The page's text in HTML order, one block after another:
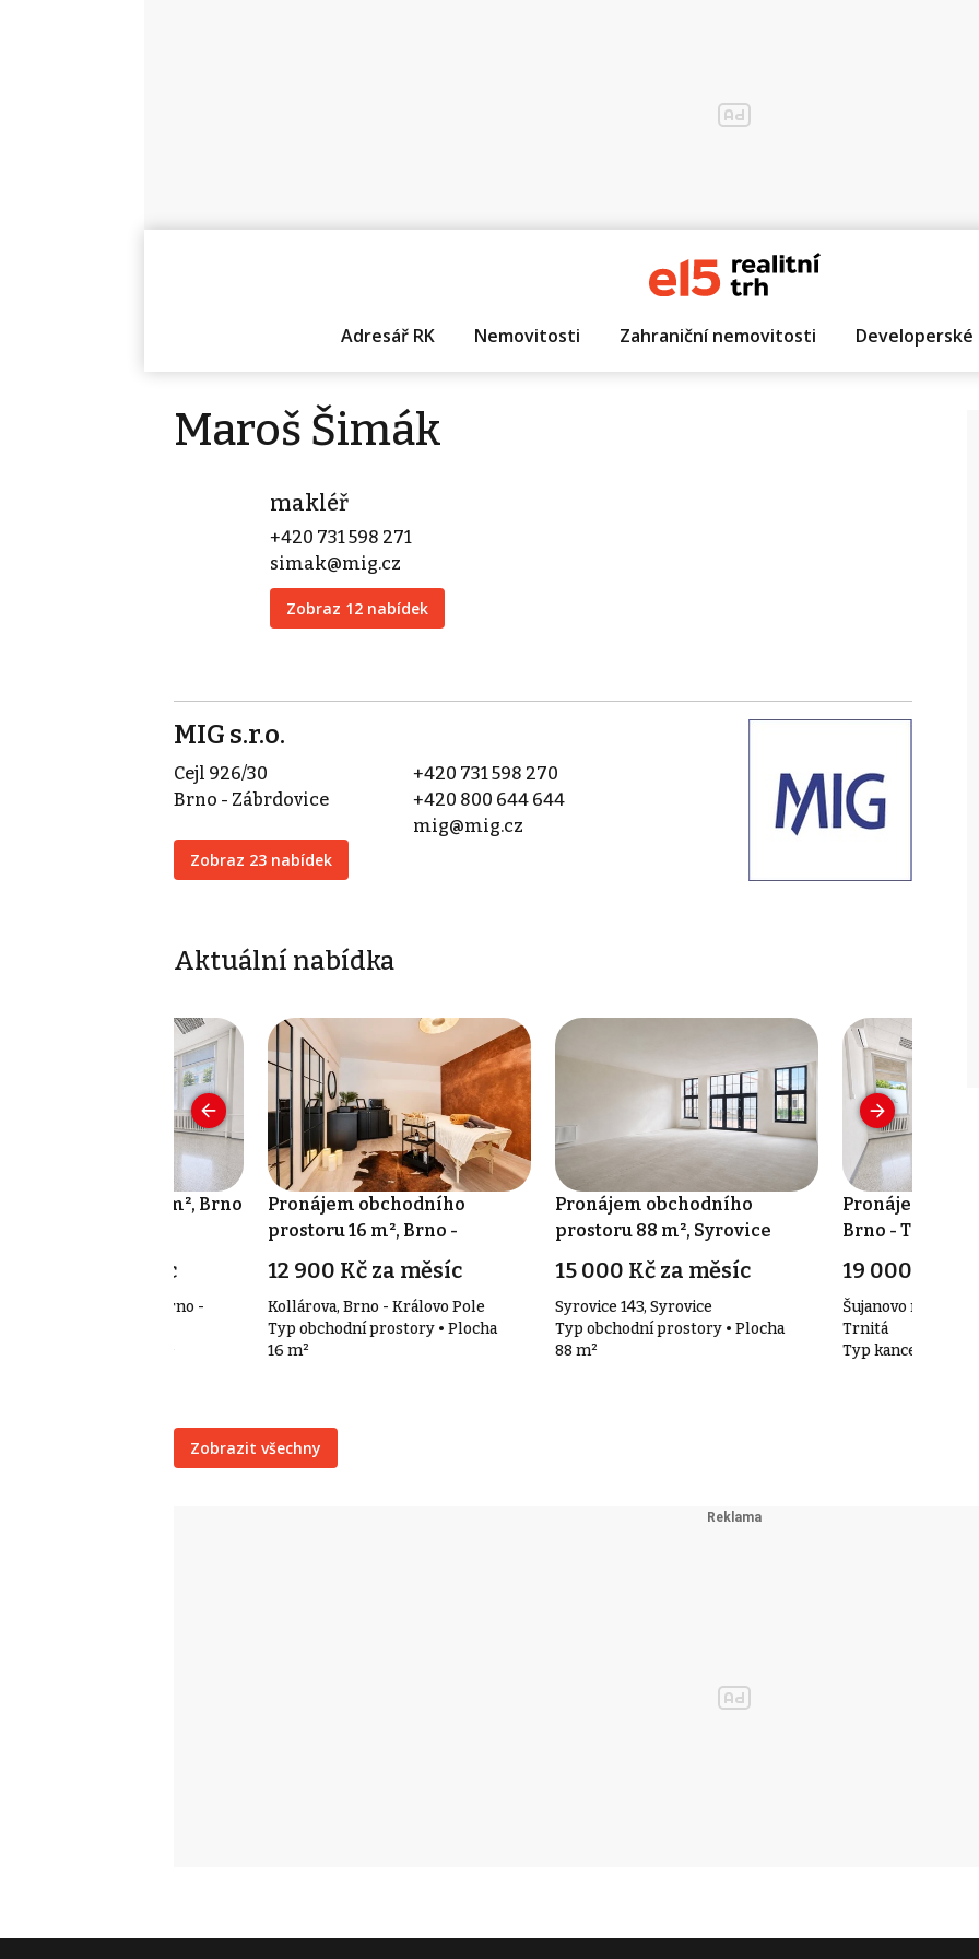
Adresář RK Nemovitosti Zahraniční nemovitosti
Maroš Šimák
makléř
+420 731 598 271
simak@mig.cz
Zobraz 12 nabídek
MIG s.r.o.
Cejl 926/30
Brno - Zábrdovice
Zobraz 23 nabídek
+420 731 598 270
+420 800 644 644
mig@mig.cz
Aktuální nabídka
skladu 137 m², Brno
000 Kč za měsíc
náměstí 302/3, Brno -
Pronájem obchodního
prostoru 16 m², Brno -
Královo Pole
12 900 Kč za měsíc
Kollárova, Brno - Královo Pole
Typ obchodní prostory • Plocha
16 m²
Pronájem obchodního
prostoru 88 m², Syrovice
15 000 Kč za měsíc
Syrovice 143, Syrovice
Typ obchodní prostory • Plocha
88 m²
Pronájem
Brno - Trnitá
19 000 Kč za
Šujanovo náměstí
Trnitá
Typ kanceláře •
Zobrazit všechny